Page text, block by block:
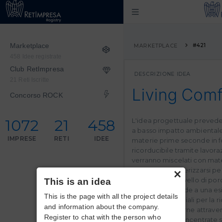
Marketplace
Club RetImpresa
Concorso ROCK
1072
IMPRESE
21
RETI
458
IDEE
MARKETPLACE #421
DESCRIZIONE IDEA
Living
L'idea progettuale
a basso impatto
materie prime seconde in
ricorducibile tramite
verranno miscelati con
dovranno caratterizzarsi
un importante livello di
progetto risponde a una
realizzare materiali per la
di strutture esterne
del'ambiente e incentrate
×
This is an idea
This is the page with all the project details
and information about the company.
Register to chat with the person who